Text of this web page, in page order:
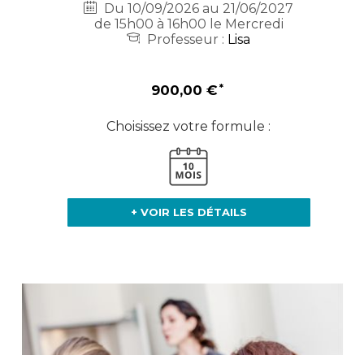
Du 10/09/2026 au 21/06/2027
de 15h00 à 16h00 le Mercredi
Professeur : Lisa
900,00 €
Choisissez votre formule :
+ VOIR LES DÉTAILS